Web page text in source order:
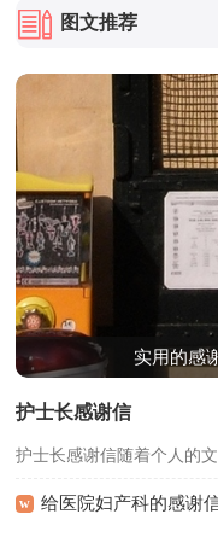
图文推荐
实用的感
护士长感谢信
护士长感谢信随着个人的
w 给医院妇产科的感谢